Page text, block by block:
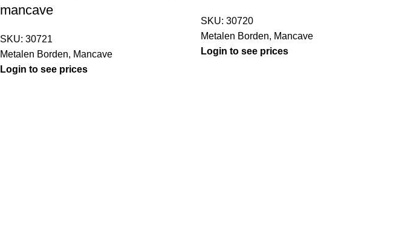
mancave
SKU: 30721
Metalen Borden, Mancave
Login to see prices
SKU:30720
Metalen Borden, Mancave
Login to see prices